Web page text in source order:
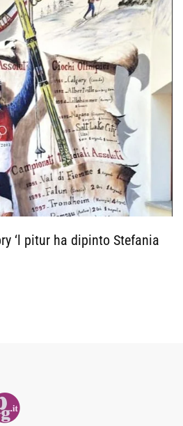
‘l pitur ha dipinto Stefania